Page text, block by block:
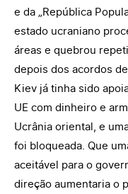
e da „República
estado ucraniano
áreas e quebrou
depois dos acordos
Kiev já tinha sido
UE com dinheiro e
Ucrânia oriental, e
foi bloqueada. Que
aceitável para o
direção aumentaria o